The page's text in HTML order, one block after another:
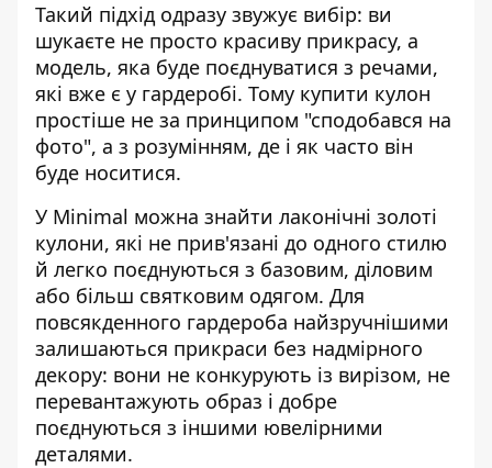
Такий підхід одразу звужує вибір: ви
шукаєте не просто красиву прикрасу, а
модель, яка буде поєднуватися з речами,
які вже є у гардеробі. Тому купити кулон
простіше не за принципом "сподобався на
фото", а з розумінням, де і як часто він
буде носитися.
У Minimal можна знайти лаконічні золоті
кулони, які не прив'язані до одного стилю
й легко поєднуються з базовим, діловим
або більш святковим одягом. Для
повсякденного гардероба найзручнішими
залишаються прикраси без надмірного
декору: вони не конкурують із вирізом, не
перевантажують образ і добре
поєднуються з іншими ювелірними
деталями.